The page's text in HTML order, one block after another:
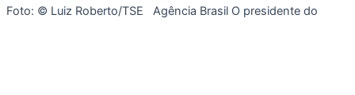
Foto: © Luiz Roberto/TSE Agência Brasil O presidente do